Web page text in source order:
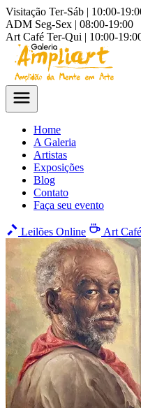
Visitação Ter-Sáb | 10:00-
ADM Seg-Sex | 08:00-19:00
Art Café Ter-Qui | 10:00-
Home
A Galeria
Artistas
Exposições
Blog
Contato
Faça seu evento
Leilões Online Art Café